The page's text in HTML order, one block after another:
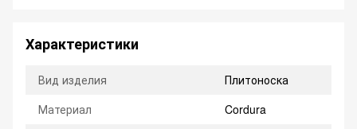
Характеристики
Вид изделия
Плитоноска
Материал
Cordura